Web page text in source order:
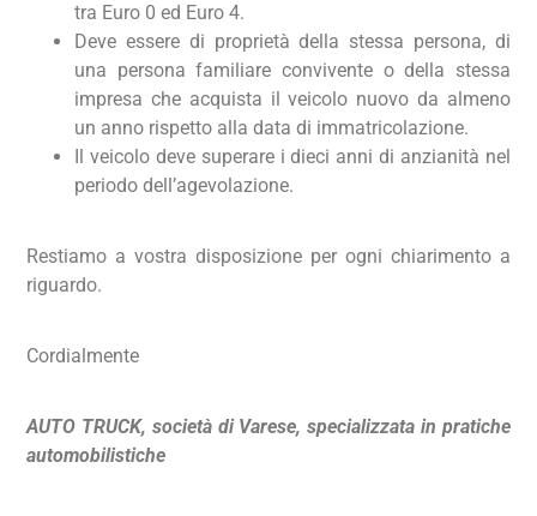
tra Euro 0 ed Euro 4.
Deve essere di proprietà della stessa persona, di
una persona familiare convivente o della stessa
impresa che acquista il veicolo nuovo da almeno
un anno rispetto alla data di immatricolazione.
Il veicolo deve superare i dieci anni di anzianità nel
periodo dell’agevolazione.
Restiamo a vostra disposizione per ogni chiarimento a
riguardo.
Cordialmente
AUTO TRUCK, società di Varese, specializzata in pratiche
automobilistiche